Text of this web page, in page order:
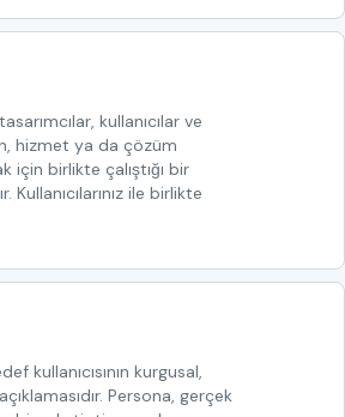
kullanıcılar ve
hizmet ya da çözüm
için birlikte çalıştığı bir
Kullanıcılarınız ile birlikte
kullanıcısının kurgusal,
Persona, gerçek